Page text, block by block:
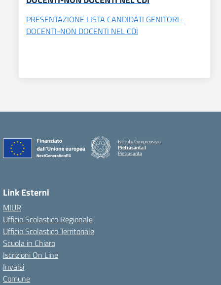
PRESENTAZIONE LISTA CANDIDATI GENITORI-
DOCENTI-NON DOCENTI NEL CDI
Istituto Comprensivo
Pietrasanta I
Pietrasanta
Link Esterni
MIUR
Ufficio Scolastico Regionale
Ufficio Scolastico Territoriale
Scuola in Chiaro
Iscrizioni On Line
Invalsi
Comune